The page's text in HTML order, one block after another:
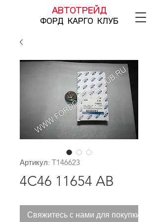
АВТОТРЕЙД
ФОРД КАРГО КЛУБ
Артикул: T146623
4C46 11654 AB
Свяжитесь с нами для покупки